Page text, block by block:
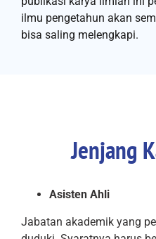
ilmu pengetahun akan
bisa saling melengkapi.
Jenjang
Asisten Ahli
Jabatan akademik yang